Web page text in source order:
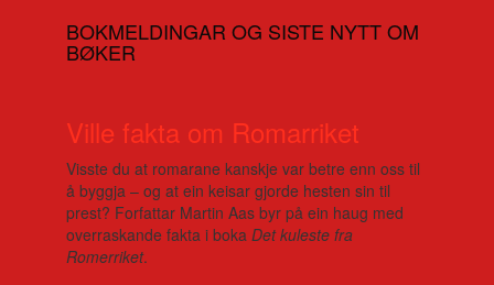
BOKMELDINGAR OG SISTE NYTT OM
BØKER
Ville fakta om Romarriket
Visste du at romarane kanskje var betre enn oss til
å byggja – og at ein keisar gjorde hesten sin til
prest? Forfattar Martin Aas byr på ein haug med
overraskande fakta i boka Det kuleste fra
Romerriket.